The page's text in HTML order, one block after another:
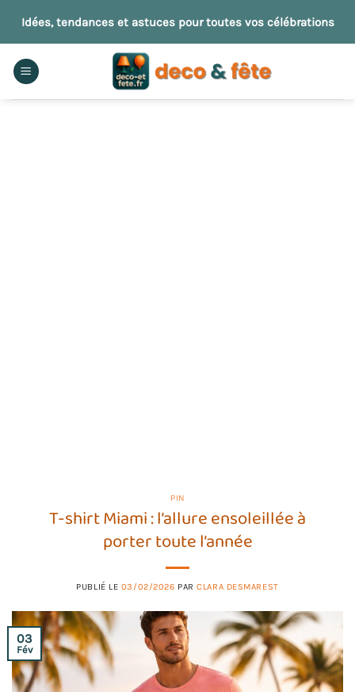
contenu
Idées, tendances et astuces pour toutes vos célébrations
PIN
T-shirt Miami : l’allure ensoleillée à
porter toute l’année
PUBLIÉ LE 03/02/2026 PARCLARA DESMAREST
03
Fév